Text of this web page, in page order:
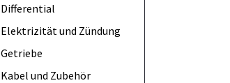
Differential
Elektrizität und Zündung
Getriebe
Kabel und Zubehör